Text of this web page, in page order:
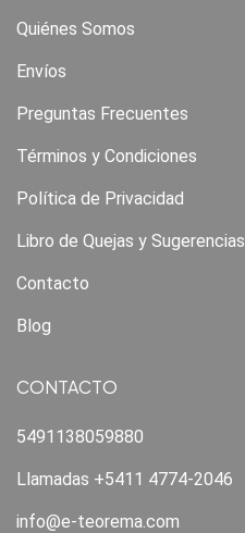
Quiénes Somos
Envíos
Preguntas Frecuentes
Términos y Condiciones
Política de Privacidad
Libro de Quejas y Sugerencias
Contacto
Blog
CONTACTO
5491138059880
Llamadas +5411 4774-2046
info@e-teorema.com